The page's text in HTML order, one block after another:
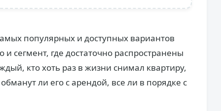
популярных и доступных вариантов
сегмент, где достаточно распространены
кто хоть раз в жизни снимал квартиру,
ли его с арендой, все ли в порядке с